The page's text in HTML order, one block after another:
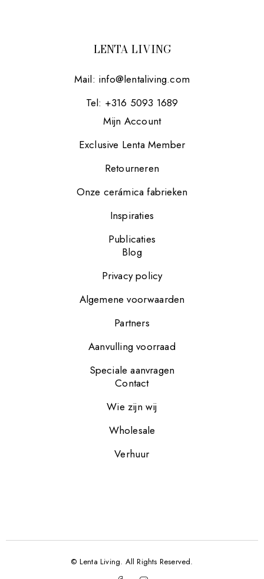
LENTA LIVING
Mail: info@lentaliving.com
Tel: +316 5093 1689
Mijn Account
Exclusive Lenta Member
Retourneren
Onze cerámica fabrieken
Inspiraties
Publicaties
Blog
Privacy policy
Algemene voorwaarden
Partners
Aanvulling voorraad
Speciale aanvragen
Contact
Wie zijn wij
Wholesale
Verhuur
© Lenta Living. All Rights Reserved.